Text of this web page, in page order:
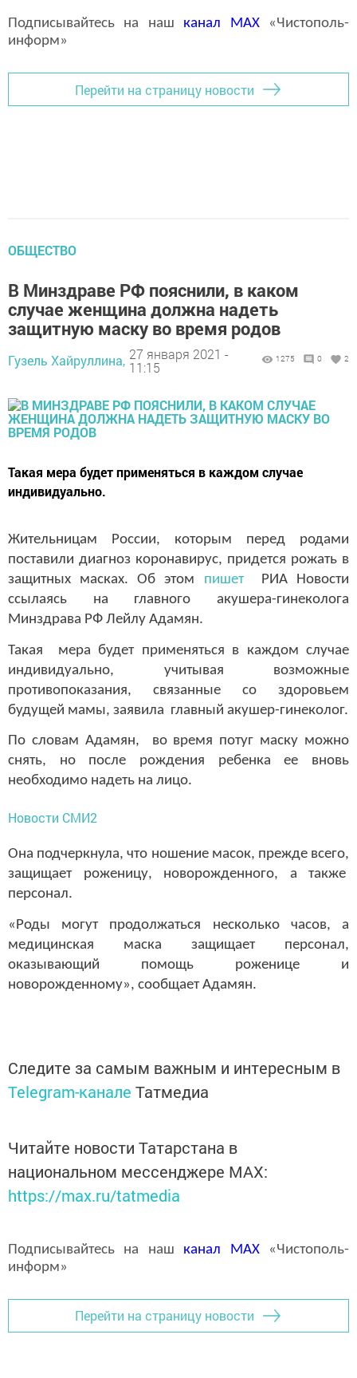
Подписывайтесь на наш канал MAX«Чистополь-
информ»
Перейти на страницу новости
ОБЩЕСТВО
В Минздраве РФ пояснили, в каком
случае женщина должна надеть
защитную маску во время родов
Гузель Хайруллина, 27 января 2021 -
11:15
1275 0 2
Такая мера будет применяться в каждом случае
индивидуально.
Жительницам России, которым перед родами
поставили диагноз коронавирус, придется рожать в
защитных масках. Об этом пишет РИА Новости
ссылаясь на главного акушера-гинеколога
Минздрава РФ Лейлу Адамян.
Такая мера будет применяться в каждом случае
индивидуально, учитывая возможные
противопоказания, связанные со здоровьем
будущей мамы, заявила главный акушер-гинеколог.
По словам Адамян, во время потуг маску можно
снять, но после рождения ребенка ее вновь
необходимо надеть на лицо.
Новости СМИ2
Она подчеркнула, что ношение масок, прежде всего,
защищает роженицу, новорожденного, а также
персонал.
«Роды могут продолжаться несколько часов, а
медицинская маска защищает персонал,
оказывающий помощь роженице и
новорожденному», сообщает Адамян.
Следите за самым важным и интересным в
Telegram-канале Татмедиа
Читайте новости Татарстана в
национальном мессенджере MАХ:
https://max.ru/tatmedia
Подписывайтесь на наш канал MAX«Чистополь-
информ»
Перейти на страницу новости